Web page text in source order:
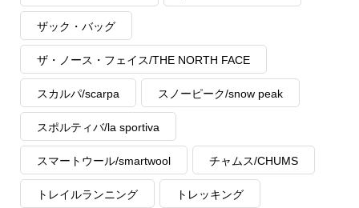
ザック・バッグ
ザ・ノース・フェイス/THE NORTH FACE
スカルパ/scarpa スノーピーク/snow peak
スポルティバ/la sportiva
スマートウール/smartwool チャムス/CHUMS
トレイルランニング トレッキング